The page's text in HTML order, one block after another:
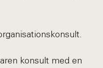
konsult med en